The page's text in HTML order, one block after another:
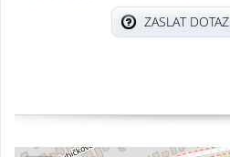
ZASLAT DOTAZ